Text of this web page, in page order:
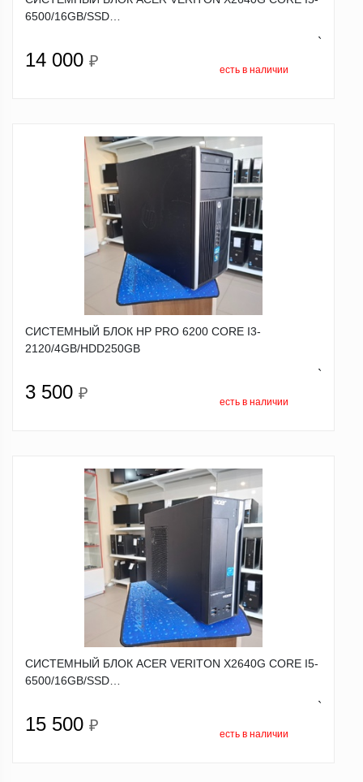
6500/16GB/SSD…
14 000 ₽
`
есть в наличии
СИСТЕМНЫЙ БЛОК HP PRO 6200 CORE I3-
2120/4GB/HDD250GB
3 500 ₽
`
есть в наличии
СИСТЕМНЫЙ БЛОК ACER VERITON X2640G CORE I5-
6500/16GB/SSD…
15 500 ₽
`
есть в наличии